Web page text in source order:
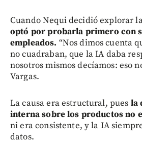
Cuando Nequi decidió explorar
optó por probarla primero con
empleados. “Nos dimos cuenta
no cuadraban, que la IA daba
nosotros mismos decíamos: eso
Vargas.
La causa era estructural, pues la
interna sobre los productos no
ni era consistente, y la IA
datos.